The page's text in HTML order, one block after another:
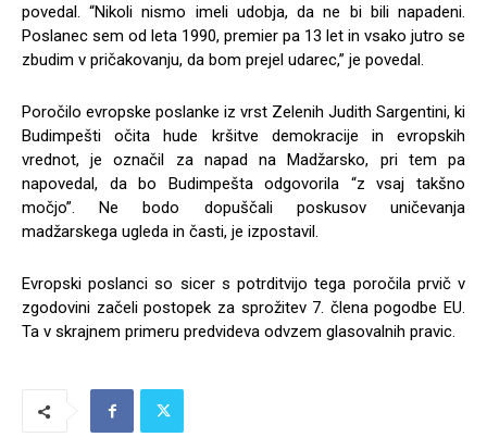
povedal. “Nikoli nismo imeli udobja, da ne bi bili napadeni.
Poslanec sem od leta 1990, premier pa 13 let in vsako jutro se
zbudim v pričakovanju, da bom prejel udarec,” je povedal.
Poročilo evropske poslanke iz vrst Zelenih Judith Sargentini, ki
Budimpešti očita hude kršitve demokracije in evropskih
vrednot, je označil za napad na Madžarsko, pri tem pa
napovedal, da bo Budimpešta odgovorila “z vsaj takšno
močjo”. Ne bodo dopuščali poskusov uničevanja
madžarskega ugleda in časti, je izpostavil.
Evropski poslanci so sicer s potrditvijo tega poročila prvič v
zgodovini začeli postopek za sprožitev 7. člena pogodbe EU.
Ta v skrajnem primeru predvideva odvzem glasovalnih pravic.